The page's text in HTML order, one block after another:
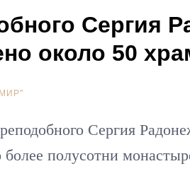
Сергия
около 50
Сергия
более полусотни